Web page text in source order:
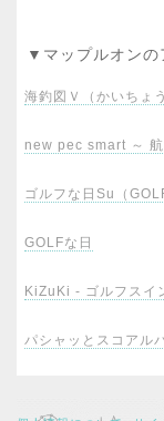
▼マップルオンの
海釣図Ｖ（かいちょ
new pec smart ～ 航
ゴルフな日Su（
GOLFな日
KiZuKi - ゴルフスイ
パシャッとスコアル